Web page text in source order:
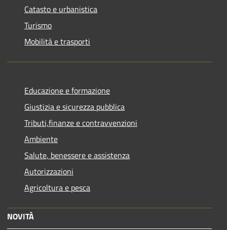
Catasto e urbanistica
Turismo
Mobilità e trasporti
Educazione e formazione
Giustizia e sicurezza pubblica
Tributi,finanze e contravvenzioni
Ambiente
Salute, benessere e assistenza
Autorizzazioni
Agricoltura e pesca
NOVITÀ